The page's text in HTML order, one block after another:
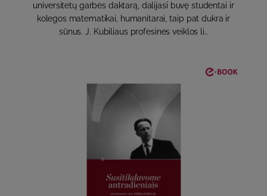
universitetų garbės daktarą, dalijasi buvę studentai ir
kolegos matematikai, humanitarai, taip pat dukra ir
sūnus. J. Kubiliaus profesinės veiklos li..